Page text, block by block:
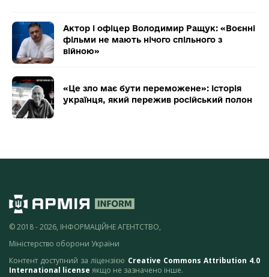
Актор і офіцер Володимир Ращук: «Воєнні
фільми не мають нічого спільного з
війною»
«Це зло має бути переможене»: історія
українця, який пережив російський полон
© 2018 - 2026, ІНФОРМАЦІЙНЕ АГЕНТСТВО,
Міністерство оборони України
Контент доступний за ліцензією Creative Commons Attribution 4.0
International license якщо не зазначено інше.